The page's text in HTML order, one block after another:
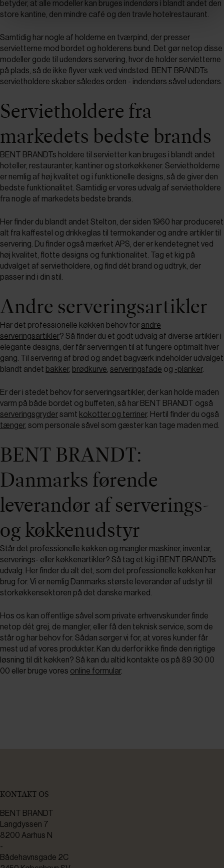
betyder, at alle modeller kan bruges indendørs i blandt andet den
store kantine, den mindre café og den travle hotelrestaurant.
Samtidig har nogle af holderne en tværpind, der presser
servietterne mod bordet og holderens bund. Det gør netop disse
modeller gode til udendørs servering, hvor de holder servietterne
på plads, så de ikke flyver væk ved vindstød. BENT BRANDTs
servietholdere skaber således orden - indendørs såvel udendørs.
Servietholdere fra
markedets bedste brands
BENT BRANDTs holdere til servietter kan bruges i blandt andet
hoteller, restauranter, kantiner og storkøkkener. Servietholderne
er nemlig af høj kvalitet og i funktionelle designs, så de giver den
bedste funktionalitet. Samtidig er vores udvalg af servietholdere
fra nogle af markedets bedste brands.
Her finder du blandt andet Stelton, der siden 1960 har produceret
alt fra kaffestel og drikkeglas til termokander og andre artikler til
servering. Du finder også mærket APS, der er kendetegnet ved
høj kvalitet, flotte designs og funktionalitet. Tag et kig på
udvalget af servietholdere, og find dét brand og udtryk, der
passer ind i din stil.
Andre serveringsartikler
Har det professionelle køkken behov for andre
serveringsartikler? Så finder du et godt udvalg af diverse artikler i
elegante designs, der får serveringen til at fungere optimalt hver
gang. Til servering af brød og andet bagværk indeholder udvalget
blandt andet bakker, brødkurve serveringsfade og -planker.
Er der i stedet behov for serveringsartikler, der kan holde maden
varm på både bordet og buffeten, så har BENT BRANDT også
serveringsgrydersamt kokotter og terriner. Hertil finder du også
tænger, som personale såvel som gæster kan tage maden med.
BENT BRANDT:
Danmarks førende
leverandør af serverings-
og køkkenudstyr
Står det professionelle køkken og mangler maskiner, inventar,
serverings- eller køkkenartikler? Så tag et kig i BENT BRANDTs
udvalg. Her finder du alt det, som det professionelle køkken har
brug for. Vi er nemlig Danmarks største leverandør af udstyr til
storkøkkensektoren på det danske marked.
Hos os kan offentlige såvel som private erhvervskunder finde
netop dét grej, de mangler, eller få den teknisk service, som de
står og har behov for. Sådan sørger vi for, at vores kunder får
mest ud af vores produkter. Kan du derfor ikke finde den rigtige
løsning til dit køkken? Så kan du altid kontakte os på 89 30 00
00 eller bruge vores online formular.
KONTAKT OS
BENT BRANDT
Langdyssen 7
8200 Aarhus N
-
Bådehavnsgade 2C